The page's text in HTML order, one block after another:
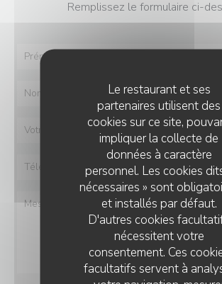
Le restaurant et ses
partenaires utilisent des
cookies sur ce site,
impliquer la collecte de
données à caractère
personnel. Les cookies
nécessaires » sont
et installés par défaut.
D'autres cookies
nécessitent votre
consentement. Ces
facultatifs servent à
Remplissez le formulaire ci-